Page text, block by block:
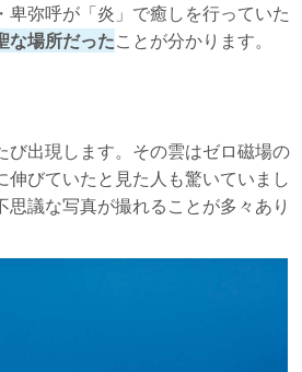
弥呼が「炎」で癒しを行っていた
な場所だったことが分かります。
び出現します。その雲はゼロ磁場の
びていたと見た人も驚いていまし
議な写真が撮れることが多々あり